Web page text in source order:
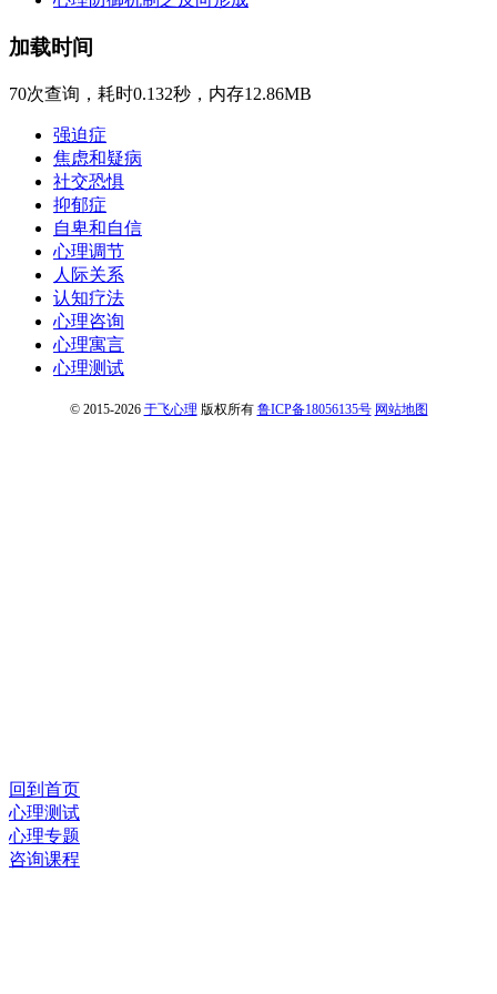
加载时间
70次查询，耗时0.132秒，内存12.86MB
强迫症
焦虑和疑病
社交恐惧
抑郁症
自卑和自信
心理调节
人际关系
认知疗法
心理咨询
心理寓言
心理测试
© 2015-2026 于飞心理 版权所有 鲁ICP备18056135号 网站地图
回到首页
心理测试
心理专题
咨询课程